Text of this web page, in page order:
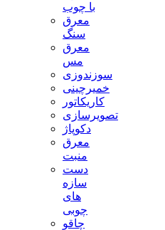
با چوب
معرق
سنگ
معرق
مس
سوزندوزی
خمیرچینی
کاریکاتور
تصویرسازی
دکوپاژ
معرق
منبت
دست
سازه
های
چوبی
چاقو